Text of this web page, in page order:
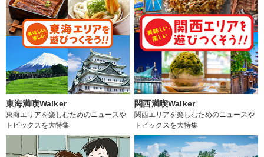
東海満喫Walker
東海エリアを楽しむためのニュースや
トピックスを大特集
関西満喫Walker
関西エリアを楽しむためのニュースや
トピックスを大特集